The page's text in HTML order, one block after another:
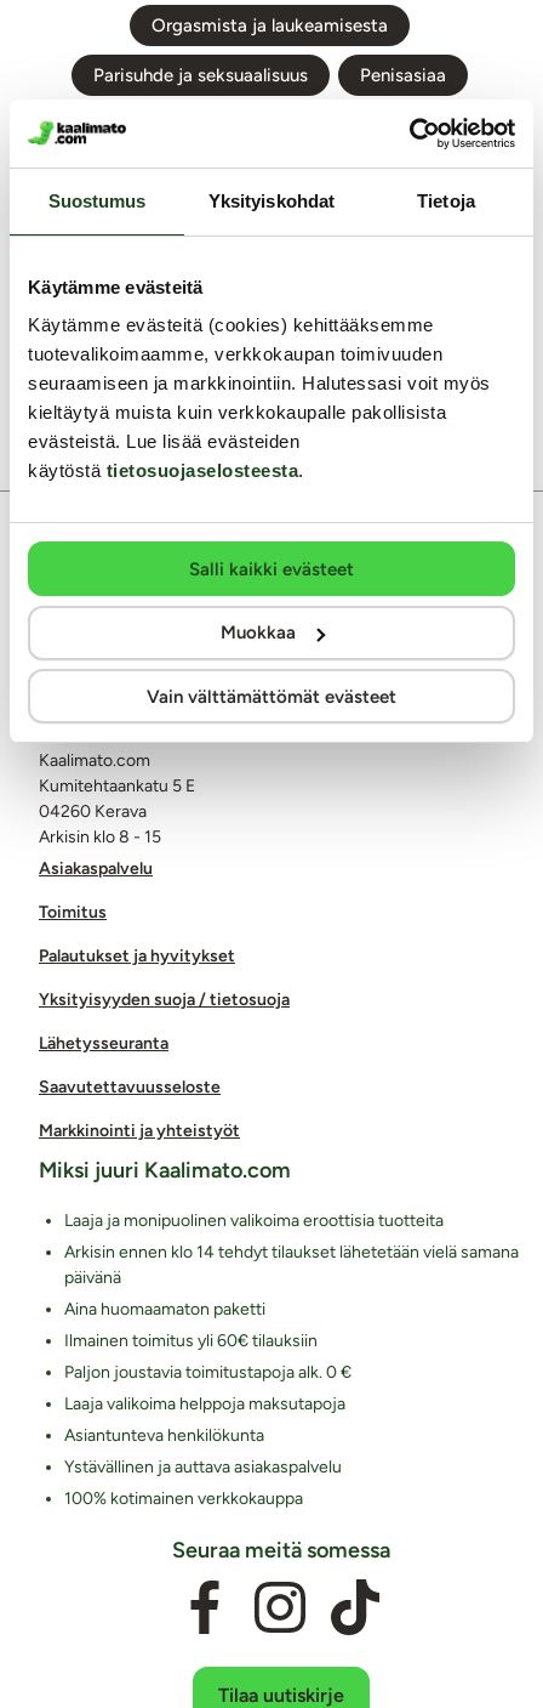
Suostumus Yksityiskohdat Tietoja
Käytämme evästeitä
Käytämme evästeitä (cookies) kehittääksemme
tuotevalikoimaamme, verkkokaupan toimivuuden
seuraamiseen ja markkinointiin. Halutessasi voit myös
kieltäytyä muista kuin verkkokaupalle pakollisista
evästeistä. Lue lisää evästeiden
käytöstä tietosuojaselosteesta.
Salli kaikki evästeet
Muokkaa
Vain välttämättömät evästeet
Orgasmista ja laukeamisesta
Parisuhde ja seksuaalisuus Penisasiaa
Peppuseksi eli anaaliseksi Raskaus ja seksi
Seksihalut Seksilelut Seksitaudit
Seniorit ja seksi ikääntyessä Sheivaus ja karvat
Siemensyöksy
Asiakaspalvelu ark. 8 - 15
info@kaalimato.com
Asiakaspalvelu
Toimitus
Palautukset ja hyvitykset
Yksityisyyden suoja / tietosuoja
Lähetysseuranta
Saavutettavuusseloste
Markkinointi ja yhteistyöt
Noutopiste ja toimisto
Kaalimato.com
Kumitehtaankatu 5 E
04260 Kerava
Arkisin klo 8 - 15
Miksi juuri Kaalimato.com
Laaja ja monipuolinen valikoima eroottisia tuotteita
Arkisin ennen klo 14 tehdyt tilaukset lähetetään vielä samana
päivänä
Aina huomaamaton paketti
Ilmainen toimitus yli 60€ tilauksiin
Paljon joustavia toimitustapoja alk. 0 €
Laaja valikoima helppoja maksutapoja
Asiantunteva henkilökunta
Ystävällinen ja auttava asiakaspalvelu
100% kotimainen verkkokauppa
Seuraa meitä somessa
Tilaa uutiskirje